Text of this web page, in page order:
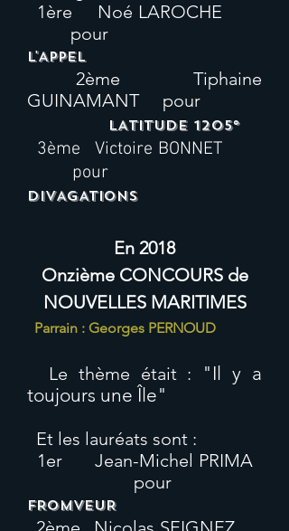
1ère Noé LAROCHE
pour
L'APPEL
2ème Tiphaine
GUINAMANT pour
LATITUDE 1205°
3ème Victoire BONNET
pour
DIVAGATIONS
En 2018
Onzième CONCOURS de
NOUVELLES MARITIMES
Parrain : Georges PERNOUD
Le thème était :
"Il y a
toujours une Île"
Et les lauréats sont :
1er Jean-Michel PRIMA
pour
FROMVEUR